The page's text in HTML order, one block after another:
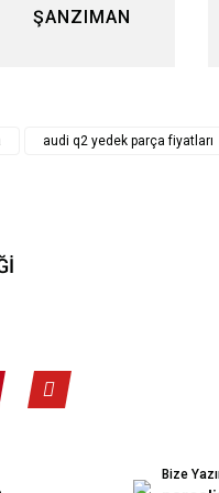
ŞANZIMAN
audi q2 yedek parça fiyatları
Bize